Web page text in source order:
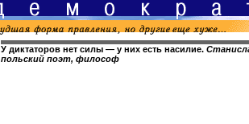
У диктаторов нет силы — у них есть насилие.
польский поэт, философ